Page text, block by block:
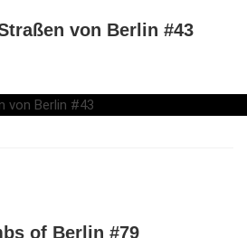
von Berlin #43
of Berlin #79